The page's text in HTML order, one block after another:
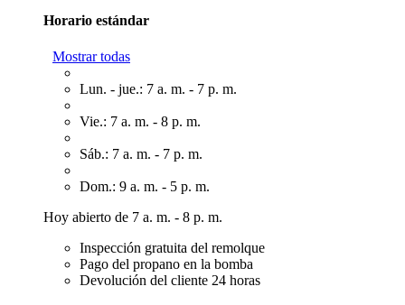
Horario estándar
Mostrar todas
Lun. - jue.: 7 a. m. - 7 p. m.
Vie.: 7 a. m. - 8 p. m.
Sáb.: 7 a. m. - 7 p. m.
Dom.: 9 a. m. - 5 p. m.
Hoy abierto de 7 a. m. - 8 p. m.
Inspección gratuita del remolque
Pago del propano en la bomba
Devolución del cliente 24 horas